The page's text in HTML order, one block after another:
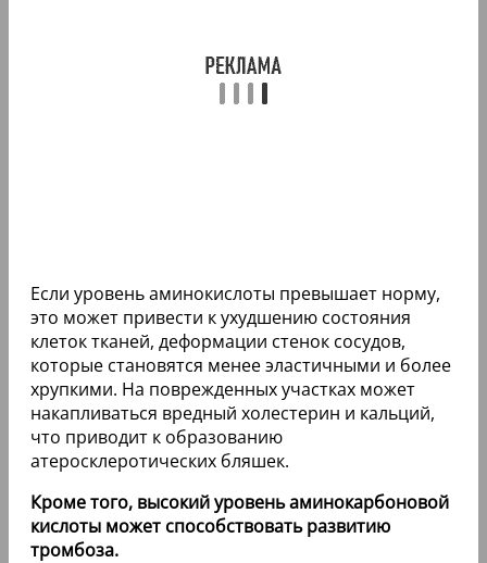
Если уровень аминокислоты превышает норму,
это может привести к ухудшению состояния
клеток тканей, деформации стенок сосудов,
которые становятся менее эластичными и более
хрупкими. На поврежденных участках может
накапливаться вредный холестерин и кальций,
что приводит к образованию
атеросклеротических бляшек.
Кроме того, высокий уровень аминокарбоновой
кислоты может способствовать развитию
тромбоза.